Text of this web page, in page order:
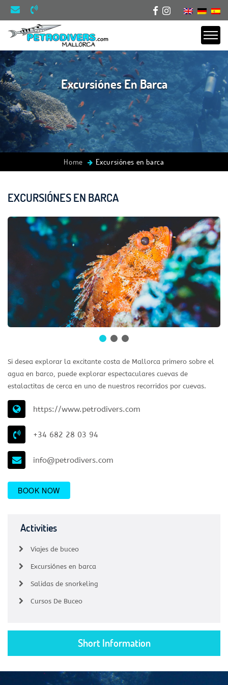
Excursiónes En Barca
Home Excursiónes en barca
EXCURSIÓNES EN BARCA
Si desea explorar la excitante costa de Mallorca primero sobre el
agua en barco, puede explorar espectaculares cuevas de
estalactitas de cerca en uno de nuestros recorridos por cuevas.
https://www.petrodivers.com
+34 682 28 03 94
info@petrodivers.com
BOOK NOW
Activities
Viajes de buceo
Excursiónes en barca
Salidas de snorkeling
Cursos De Buceo
Short Information